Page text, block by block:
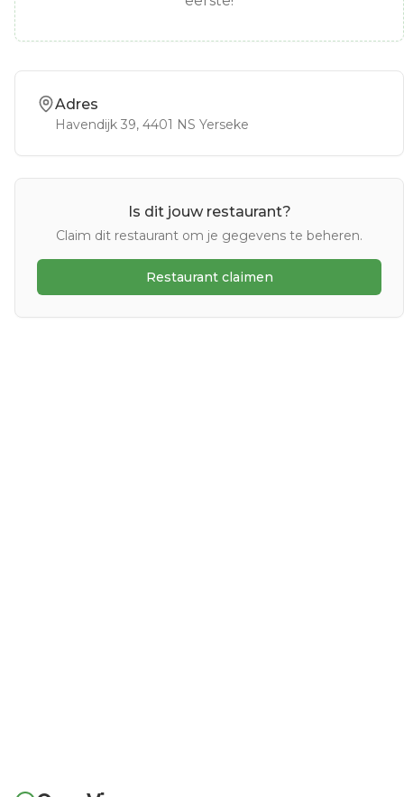
Adres
Havendijk 39, 4401 NS Yerseke
Is dit jouw restaurant?
Claim dit restaurant om je gegevens te beheren.
Restaurant claimen